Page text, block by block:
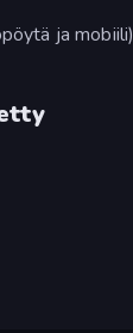
ja mobiili)